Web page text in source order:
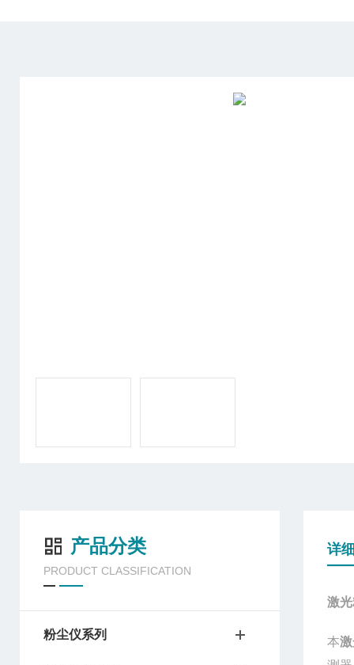
产品分类
PRODUCT CLASSIFICATION
粉尘仪系列
详
激
本